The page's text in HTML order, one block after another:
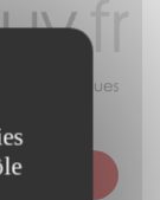
(SIP) -